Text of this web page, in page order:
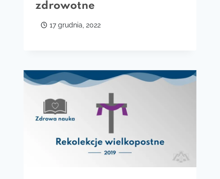
zdrowotne
17 grudnia, 2022